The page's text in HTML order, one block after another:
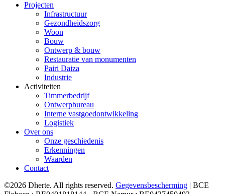
Projecten
Infrastructuur
Gezondheidszorg
Woon
Bouw
Ontwerp & bouw
Restauratie van monumenten
Pairi Daiza
Industrie
Activiteiten
Timmerbedrijf
Ontwerpbureau
Interne vastgoedontwikkeling
Logistiek
Over ons
Onze geschiedenis
Erkenningen
Waarden
Contact
©2026 Dherte. All rights reserved. Gegevensbescherming | BCE